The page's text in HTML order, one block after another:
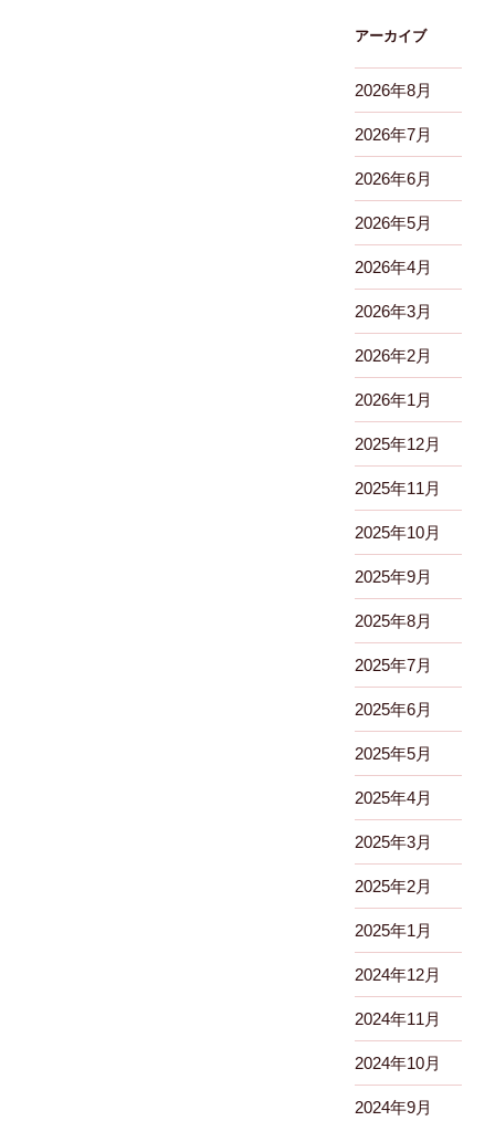
アーカイブ
2026年8月
2026年7月
2026年6月
2026年5月
2026年4月
2026年3月
2026年2月
2026年1月
2025年12月
2025年11月
2025年10月
2025年9月
2025年8月
2025年7月
2025年6月
2025年5月
2025年4月
2025年3月
2025年2月
2025年1月
2024年12月
2024年11月
2024年10月
2024年9月